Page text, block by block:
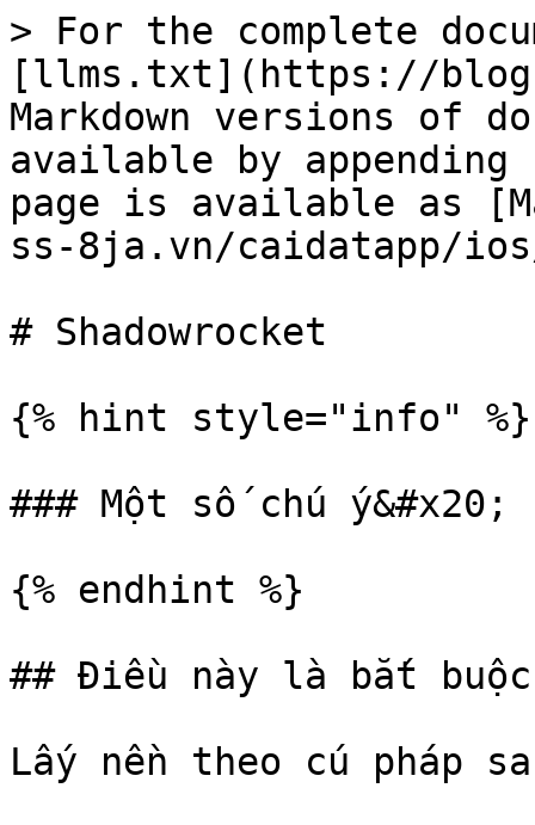
> For the complete
[llms.txt](https://
Markdown versions of
available by
page is available as
ss-8ja.vn/caidatapp/
# Shadowrocket
{% hint style="info" %}
### Một số chú ý&#x20;
{% endhint %}
## Điều này là bắt buộc
Lấy nền theo cú pháp